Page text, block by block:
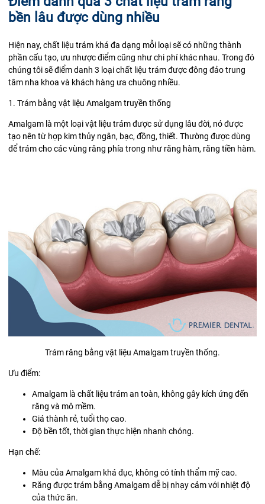
bền lâu được dùng nhiều
Hiện nay, chất liệu trám khá đa dạng mỗi loại sẽ có những thành
phần cấu tạo, ưu nhược điểm cũng như chi phí khác nhau. Trong đó
chúng tôi sẽ điểm danh 3 loại chất liệu trám được đông đảo trung
tâm nha khoa và khách hàng ưa chuông nhiều.
1. Trám bằng vật liệu Amalgamtruyền thống
Amalgam là một loại vật liệu trám được sử dụng lâu đời, nó được
tạo nên từ hợp kim thủy ngân, bạc, đồng, thiết. Thường được dùng
để trám cho các vùng răng phía trong như răng hàm, răng tiền hàm.
Trám răng bằng vật liệu Amalgam truyền thống.
Ưu điểm:
Amalgam là chất liệu trám an toàn, không gây kích ứng đến
răng và mô mềm.
Giá thành rẻ, tuổi thọ cao.
Độ bền tốt, thời gian thực hiện nhanh chóng.
Hạn chế:
Màu của Amalgam khá đục, không có tính thẩm mỹ cao.
Răng được trám bằng Amalgam dễ bị nhạy cảm với nhiệt độ
của thức ăn.